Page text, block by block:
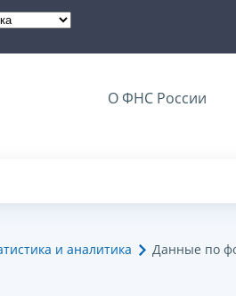
О ФНС России
и аналитика Данные по